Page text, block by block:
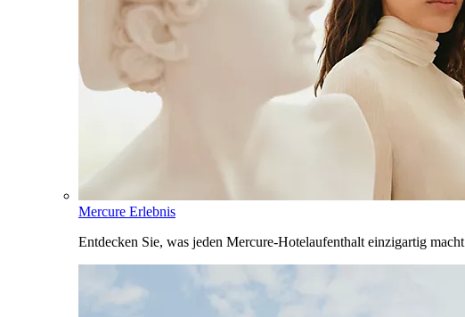
Mercure Erlebnis
Entdecken Sie, was jeden Mercure-Hotelaufenthalt einzigartig macht